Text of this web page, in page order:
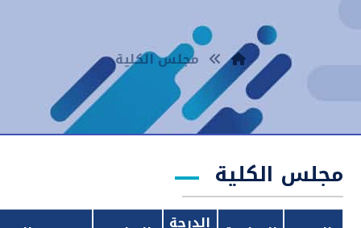
مجلس الكلية
مجلس الكلية
الدرجة